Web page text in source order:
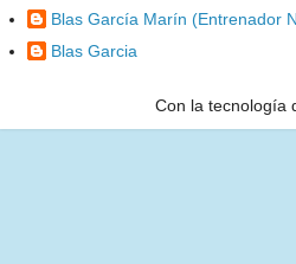
Blas García Marín (Entrenador
Blas Garcia
Con la tecnología